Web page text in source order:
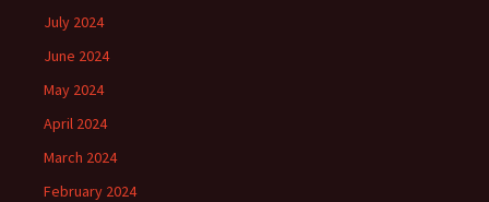
July 2024
June 2024
May 2024
April 2024
March 2024
February 2024